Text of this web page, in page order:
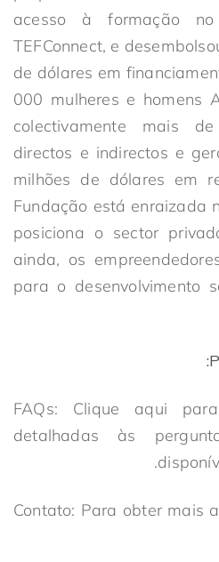
acesso à formação
TEFConnect, e
de dólares em
000 mulheres e homens
colectivamente mais
directos e indirectos e
milhões de dólares em
Fundação está enraizada
posiciona o sector
ainda, os
para o desenvolvimento
• FAQs: Clique aqui
detalhadas às
• Contato: Para obter mais